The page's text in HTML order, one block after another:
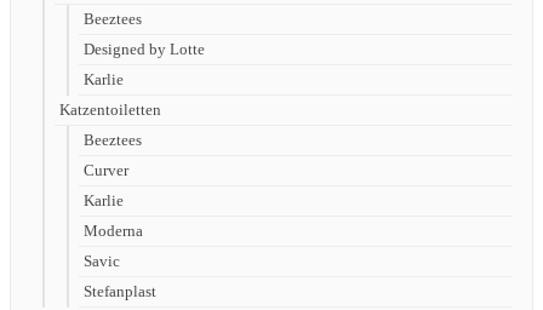
Beeztees
Designed by Lotte
Karlie
Katzentoiletten
Beeztees
Curver
Karlie
Moderna
Savic
Stefanplast